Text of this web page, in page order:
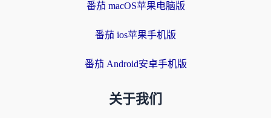
番茄 macOS苹果电脑版
番茄 ios苹果手机版
番茄 Android安卓手机版
关于我们